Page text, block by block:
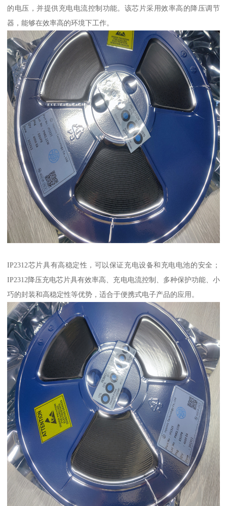
的电压，并提供充电电流控制功能。该芯片采用效率高的降压调节
器，能够在效率高的环境下工作。
IP2312芯片具有高稳定性，可以保证充电设备和充电电池的安全；
IP2312降压充电芯片具有效率高、充电电流控制、多种保护功能、小
巧的封装和高稳定性等优势，适合于便携式电子产品的应用。